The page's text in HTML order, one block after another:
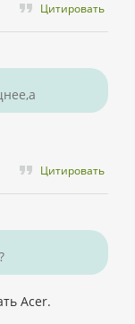
Цитировать
Цитировать
Acer.